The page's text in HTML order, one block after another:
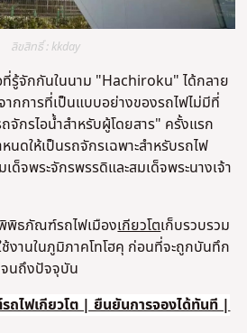
ลิขสิทธิ์ : kkday
รู้จักกันในนาม "Hachiroku" ได้กลาย
กการที่เป็นแบบอย่างของรถไฟไม่มีที่
จักรไอน้ำสำหรับผู้โดยสาร" ครั้งแรก
ดให้เป็นรถจักรเฉพาะสำหรับรถไฟ
ด็จพระจักรพรรดิและสมเด็จพระนางเจ้า
พิธภัณฑ์รถไฟเมืองเกียวโตเก็บรวบรวม
งานในภูมิภาคโทโฮคุ ก่อนที่จะถูกบันทึก
จนถึงปัจจุบัน
ไฟเกียวโต | ยืนยันการจองได้ทันที |